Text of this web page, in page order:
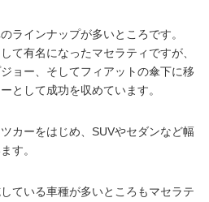
ラインナップが多いところです。
て有名になったマセラティですが、
ョー、そしてフィアットの傘下に移
として成功を収めています。
カーをはじめ、SUVやセダンなど幅
す。
ている車種が多いところもマセラテ